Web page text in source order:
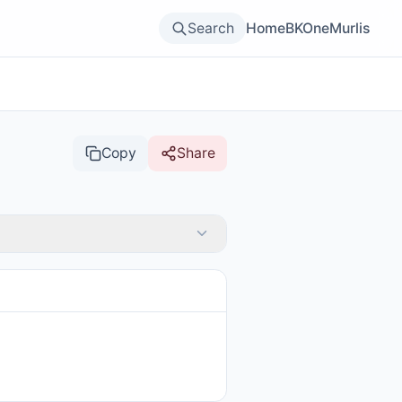
Search HomeBKOneMurlis
Copy Share